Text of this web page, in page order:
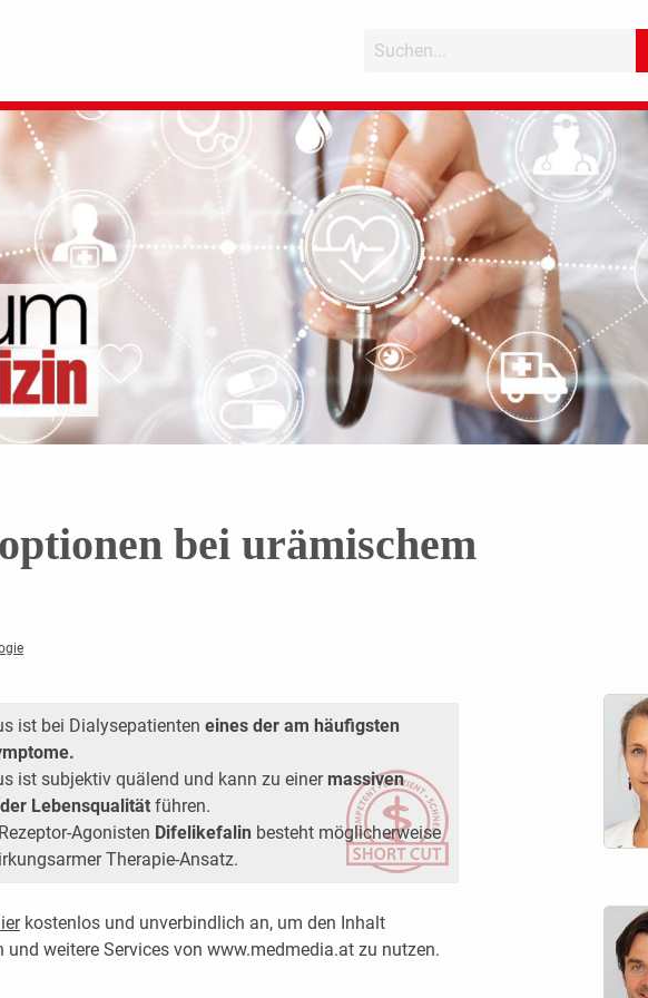
bei urämischem
ist bei Dialysepatienten eines der am häufigsten
ist subjektiv quälend und kann zu einer massiven
Lebensqualitätführen.
Agonisten Difelikefalin besteht möglicherweise
Therapie-Ansatz.
kostenlos und unverbindlich an, um den Inhalt
weitere Services von www.medmedia.at zu nutzen.